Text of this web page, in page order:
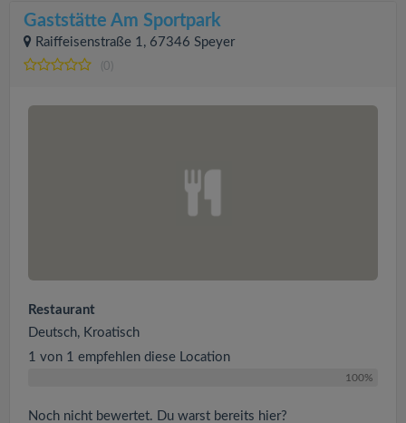
Gaststätte Am Sportpark
Raiffeisenstraße 1, 67346 Speyer
(0)
Restaurant
Deutsch, Kroatisch
1 von 1 empfehlen diese Location
100%
Noch nicht bewertet. Du warst bereits hier?